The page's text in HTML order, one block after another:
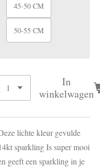
45-50 CM
50-55 CM
In
winkelwagen
lichte kleur gevulde
sparkling Is super mooi
geeft een sparkling in je